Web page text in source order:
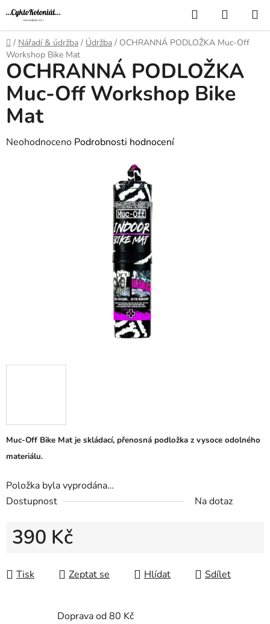
Přejít
na
obsah
Hledat
KOŠÍK
Domů
/ Nářadí & údržba / Údržba / OCHRANNÁ PODLOŽKA Muc-Off
Workshop Bike Mat
Muc-Off Bike Mat je skládací, přenosná podložka z vysoce odolného
materiálu.
Položka byla vyprodána…
Dostupnost
Na dotaz
390 Kč
Tisk
Zeptat se Hlídat Sdílet
OCHRANNÁ PODLOŽKA
Muc-Off Workshop Bike
Mat
Průměrné
Neohodnoceno Podrobnosti hodnocení
Doprava od 80 Kč